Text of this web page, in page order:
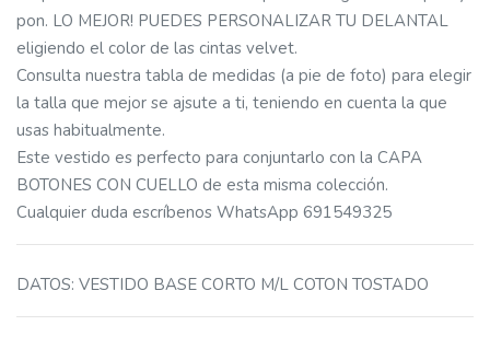
pon. LO MEJOR! PUEDES PERSONALIZAR TU DELANTAL
eligiendo el color de las cintas velvet.
Consulta nuestra tabla de medidas (a pie de foto) para elegir
la talla que mejor se ajsute a ti, teniendo en cuenta la que
usas habitualmente.
Este vestido es perfecto para conjuntarlo con la CAPA
BOTONES CON CUELLO de esta misma colección.
Cualquier duda escríbenos WhatsApp 691549325
DATOS: VESTIDO BASE CORTO M/L COTON TOSTADO